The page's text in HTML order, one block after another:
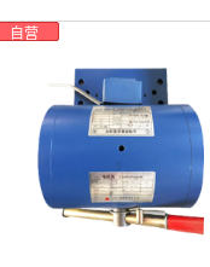
自营